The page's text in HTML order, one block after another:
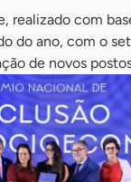
realizado com
do ano, com o
de novos